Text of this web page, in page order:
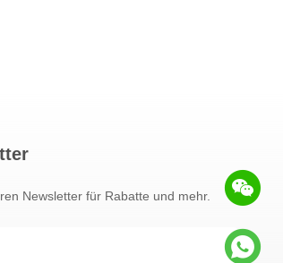
Newsletter für Rabatte und mehr.